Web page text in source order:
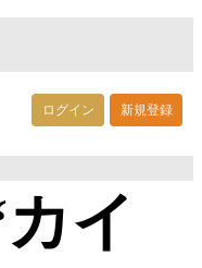
ログイン 新規登録
イ